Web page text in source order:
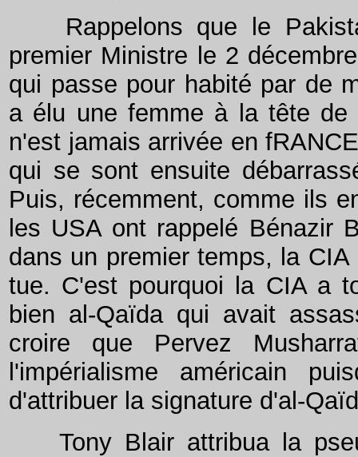
Rappelons que le
premier Ministre le 2
qui passe pour habité par de
a élu une femme à la tête
n'est jamais arrivée en
qui se sont ensuite
Puis, récemment, comme ils
les USA ont rappelé Bénazir
dans un premier temps, la
tue. C'est pourquoi la CIA a
bien al-Qaïda qui avait
croire que Pervez
l'impérialisme américain
d'attribuer la signature d'al-
Tony Blair attribua la